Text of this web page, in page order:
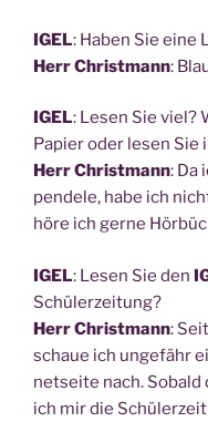
IGEL: Haben Sie eine
Herr Christ­mann:
IGEL: Lesen Sie viel?
Papier oder lesen Sie
Herr Christ­mann: Da
pen­de­le, habe ich
höre ich ger­ne
IGEL: Lesen Sie den
Schülerzeitung?
Herr Christ­mann:
schaue ich unge­fähr
net­sei­te nach.
ich mir die